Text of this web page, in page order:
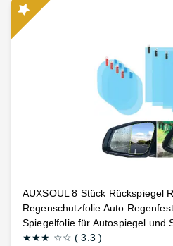
AUXSOUL 8 Stück Rückspiegel
Regenschutzfolie Auto
Spiegelfolie für Autospiegel und
★★★ ☆☆ (3.3 )